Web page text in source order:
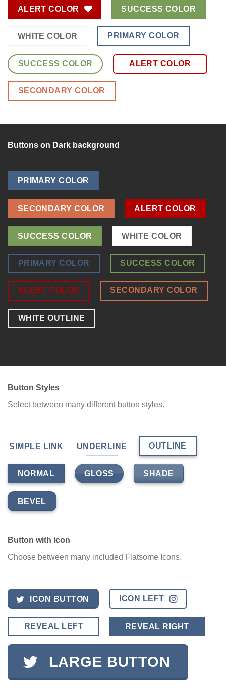
ALERT COLOR SUCCESS COLOR
WHITE COLOR PRIMARY COLOR
SUCCESS COLOR ALERT COLOR
SECONDARY COLOR
Buttons on Dark background
PRIMARY COLOR
SECONDARY COLOR ALERT COLOR
SUCCESS COLOR WHITE COLOR
PRIMARY COLOR SUCCESS COLOR
ALERT COLOR SECONDARY COLOR
WHITE OUTLINE
Button Styles
Select between many different button styles.
SIMPLE LINK UNDERLINE OUTLINE
NORMAL GLOSS SHADE
BEVEL
Button with icon
Choose between many included Flatsome Icons.
ICON BUTTON ICON LEFT
REVEAL LEFT REVEAL RIGHT
LARGE BUTTON